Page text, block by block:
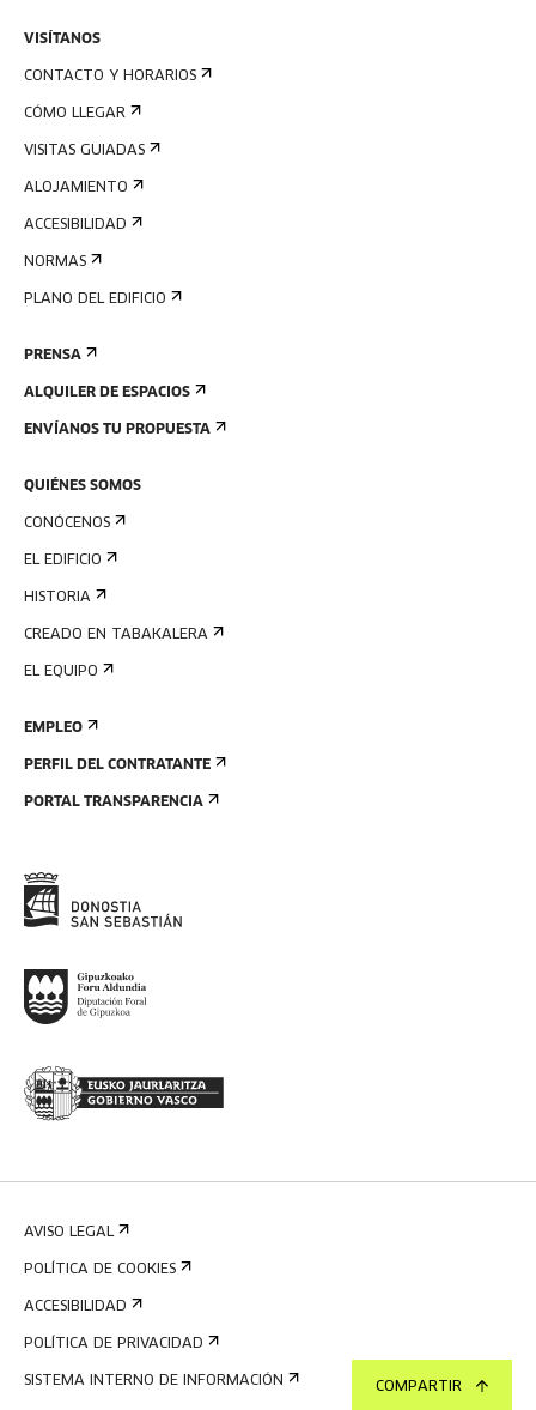
COMPARTIR
VISÍTANOS
CONTACTO Y HORARIOS
CÓMO LLEGAR
VISITAS GUIADAS
ALOJAMIENTO
ACCESIBILIDAD
NORMAS
PLANO DEL EDIFICIO
PRENSA
ALQUILER DE ESPACIOS
ENVÍANOS TU PROPUESTA
QUIÉNES SOMOS
CONÓCENOS
EL EDIFICIO
HISTORIA
CREADO EN TABAKALERA
EL EQUIPO
EMPLEO
PERFIL DEL CONTRATANTE
PORTAL TRANSPARENCIA
AVISO LEGAL
POLÍTICA DE COOKIES
ACCESIBILIDAD
POLÍTICA DE PRIVACIDAD
SISTEMA INTERNO DE INFORMACIÓN